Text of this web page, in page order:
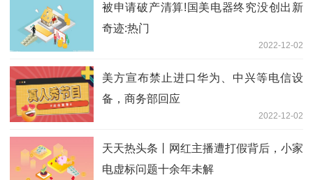
被申请破产清算!国美电器终究没创出新
奇迹:热门
2022-12-02
美方宣布禁止进口华为、中兴等电信设
备，商务部回应
2022-12-02
天天热头条丨网红主播遭打假背后，小家
电虚标问题十余年未解